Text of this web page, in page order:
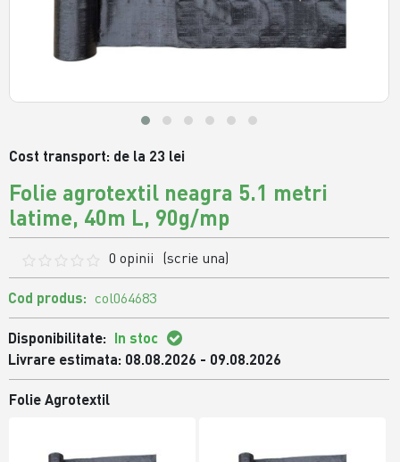
Cost transport: de la 23 lei
Folie agrotextil neagra 5.1 metri
latime, 40m L, 90g/mp
0 opinii (scrie una)
Cod produs: col064683
Disponibilitate: In stoc
Livrare estimata: 08.08.2026 - 09.08.2026
Folie Agrotextil